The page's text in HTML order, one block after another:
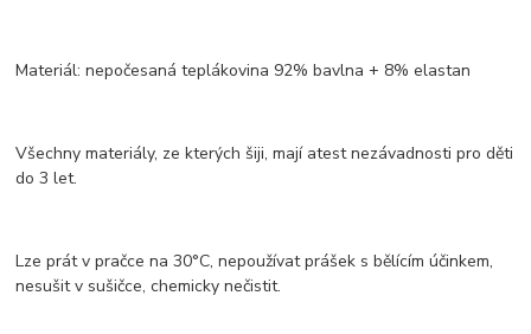
Materiál: nepočesaná teplákovina 92% bavlna + 8% elastan
Všechny materiály, ze kterých šiji, mají atest nezávadnosti pro děti
do 3 let.
Lze prát v pračce na 30°C, nepoužívat prášek s bělícím účinkem,
nesušit v sušičce, chemicky nečistit.